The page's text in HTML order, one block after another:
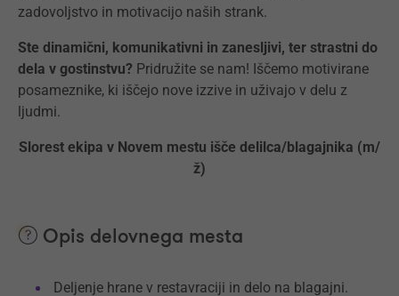
zadovoljstvo in motivacijo naših strank.
Ste dinamični, komunikativni in zanesljivi, ter strastni do
dela v gostinstvu? Pridružite se nam! Iščemo motivirane
posameznike, ki iščejo nove izzive in uživajo v delu z
ljudmi.
Slorest ekipa v Novem mestu išče delilca/blagajnika (m/
ž)
Opis delovnega mesta
Deljenje hrane v restavraciji in delo na blagajni.